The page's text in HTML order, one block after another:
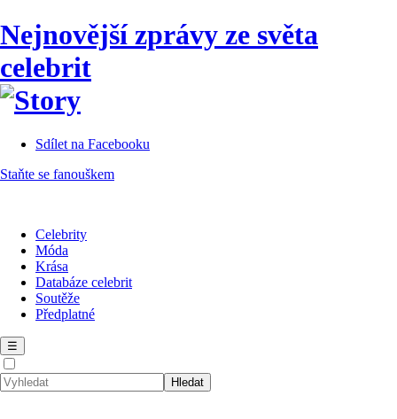
Nejnovější zprávy ze světa
celebrit
Sdílet na Facebooku
Staňte se fanouškem
Celebrity
Móda
Krása
Databáze celebrit
Soutěže
Předplatné
☰